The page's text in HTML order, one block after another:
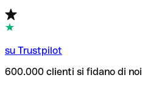
su Trustpilot
600.000 clienti si fidano di noi